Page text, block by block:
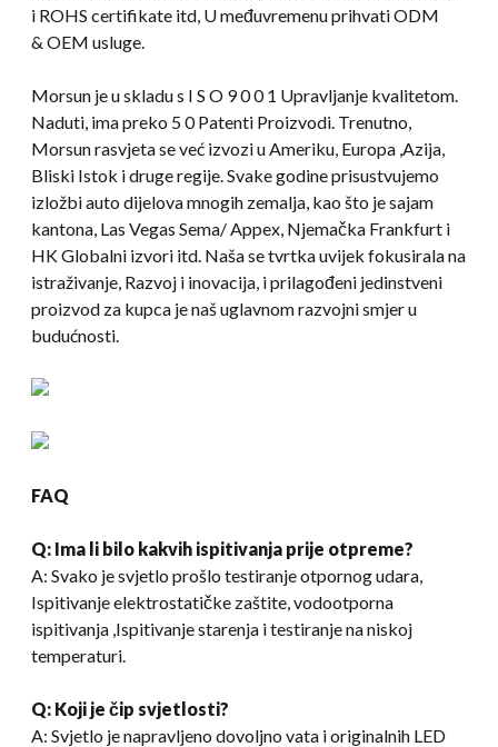
i ROHS certifikate itd, U međuvremenu prihvati ODM
& OEM usluge.
Morsun je u skladu s I S O 9 0 0 1 Upravljanje kvalitetom.
Naduti, ima preko 5 0 Patenti Proizvodi. Trenutno,
Morsun rasvjeta se već izvozi u Ameriku, Europa ,Azija,
Bliski Istok i druge regije. Svake godine prisustvujemo
izložbi auto dijelova mnogih zemalja, kao što je sajam
kantona, Las Vegas Sema/ Appex, Njemačka Frankfurt i
HK Globalni izvori itd. Naša se tvrtka uvijek fokusirala na
istraživanje, Razvoj i inovacija, i prilagođeni jedinstveni
proizvod za kupca je naš uglavnom razvojni smjer u
budućnosti.
FAQ
Q: Ima li bilo kakvih ispitivanja prije otpreme?
A: Svako je svjetlo prošlo testiranje otpornog udara,
Ispitivanje elektrostatičke zaštite, vodootporna
ispitivanja ,Ispitivanje starenja i testiranje na niskoj
temperaturi.
Q: Koji je čip svjetlosti?
A: Svjetlo je napravljeno dovoljno vata i originalnih LED